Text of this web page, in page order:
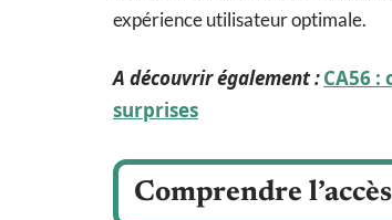
expérience utilisateur optimale.
A découvrir également :CA56
surprises
Comprendre